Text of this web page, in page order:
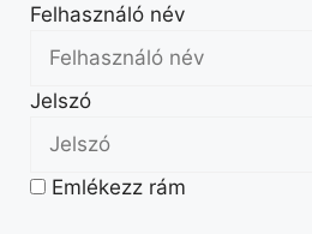
Felhasználó név
Jelszó
Emlékezz rám